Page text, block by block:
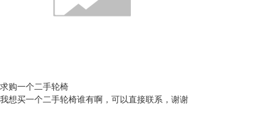
求购一个二手轮椅
我想买一个二手轮椅谁有啊，可以直接联系，谢谢